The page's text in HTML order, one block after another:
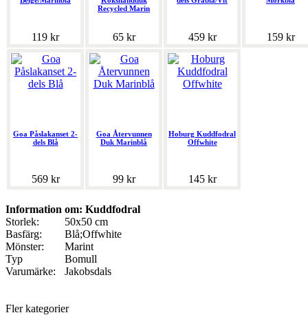
119 kr
Recycled Marin
65 kr 459 kr 159 kr
Goa Påslakanset 2-
dels Blå
569 kr
Goa Återvunnen
Duk Marinblå
99 kr
Hoburg Kuddfodral
Offwhite
145 kr
Information om: Kuddfodral
Storlek:
50x50 cm
Basfärg:
Blå;Offwhite
Mönster:
Marint
Typ
Bomull
Varumärke:
Jakobsdals
Fler kategorier